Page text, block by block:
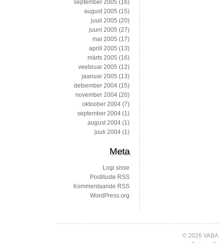
september 2005 (16)
august 2005 (15)
juuli 2005 (20)
juuni 2005 (27)
mai 2005 (17)
aprill 2005 (13)
märts 2005 (16)
veebruar 2005 (12)
jaanuar 2005 (13)
detsember 2004 (15)
november 2004 (20)
oktoober 2004 (7)
september 2004 (1)
august 2004 (1)
juuli 2004 (1)
Meta
Logi sisse
Postituste RSS
Kommentaaride RSS
WordPress.org
© 2026